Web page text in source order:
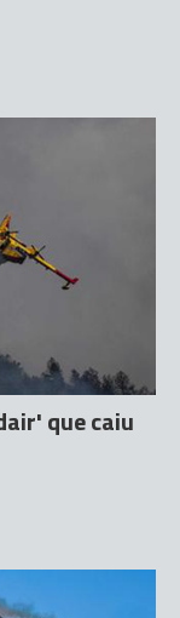
que caiu